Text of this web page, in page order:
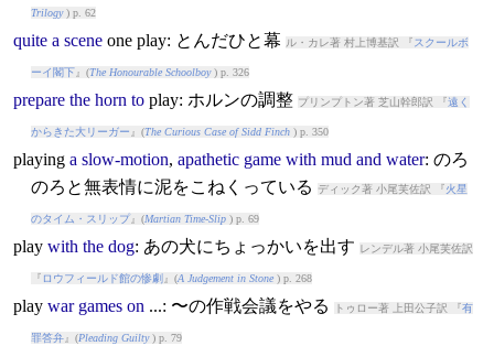
Trilogy) p. 62
quite a sceneone play: とんだひと幕 ル・カレ著 村上博基訳 『 スクールボ
ーイ閣下 』(The Honourable Schoolboy) p. 326
prepare the horn to play: ホルンの調整 プリンプトン著 芝山幹郎訳 『遠く
からきた大リーガー 』(The Curious Case of Sidd Finch) p. 350
playing a slow-motion, apathetic game with mud and water: のろ
のろと無表情に泥をこねくっている
ディック著 小尾芙佐訳 『 火星
のタイム・スリップ』(Martian Time-Slip) p. 69
play with the dog: あの犬にちょっかいを出す レンデル著 小尾芙佐訳
『 ロウフィールド館の惨劇 』(A Judgement in Stone) p. 268
play war games on...: 〜の作戦会議をやる トゥロー著 上田公子訳 『有
罪答弁』(Pleading Guilty) p. 79